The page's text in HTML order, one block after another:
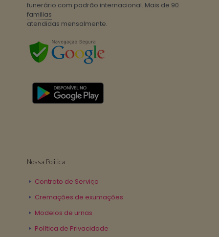
funerário com padrão internacional. Mais de 90
familias
atendidas mensalmente.
Nossa Politica
Contrato de Serviço
Cremações de exumações
Modelos de urnas
Política de Privacidade